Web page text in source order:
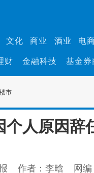
文化 商业 酒业 电
财 金融科技 基金券
市
个人原因辞
作者：李晗 网